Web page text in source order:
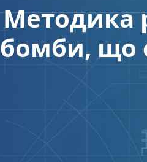
Методика
бомби, що